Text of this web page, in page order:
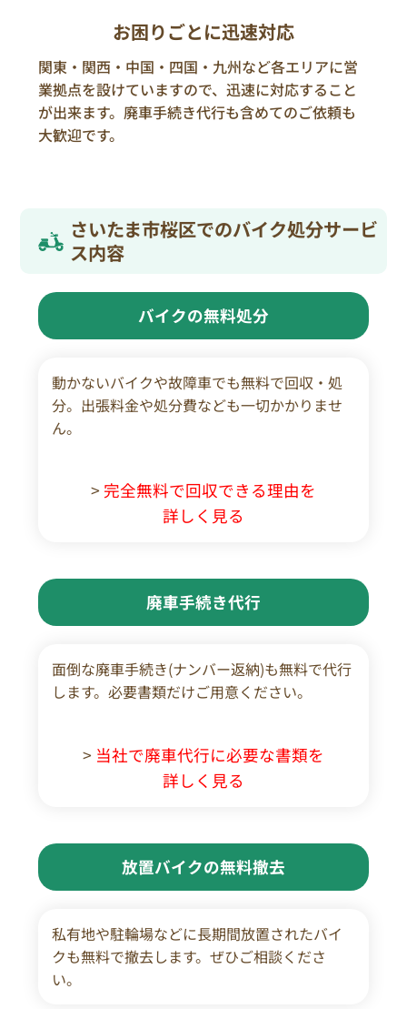
お困りごとに迅速対応
関東・関西・中国・四国・九州など各エリアに営
業拠点を設けていますので、迅速に対応すること
が出来ます。廃車手続き代行も含めてのご依頼も
大歓迎です。
さいたま市桜区でのバイク処分サービ
ス内容
バイクの無料処分
動かないバイクや故障車でも無料で回収・処
分。出張料金や処分費なども一切かかりませ
ん。
> 完全無料で回収できる理由を
詳しく見る
廃車手続き代行
面倒な廃車手続き(ナンバー返納)も無料で代行
します。必要書類だけご用意ください。
> 当社で廃車代行に必要な書類を
詳しく見る
放置バイクの無料撤去
私有地や駐輪場などに長期間放置されたバイ
クも無料で撤去します。ぜひご相談くださ
い。